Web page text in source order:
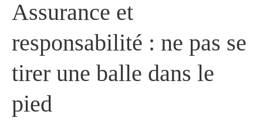
Assurance et
responsabilité : ne pas se
tirer une balle dans le
pied